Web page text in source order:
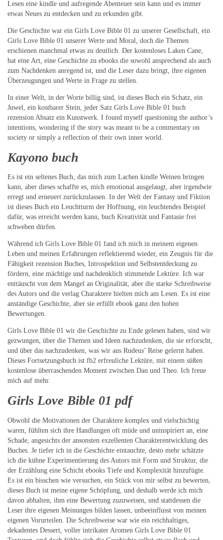
Lesen eine kindle und aufregende Abenteuer sein kann und es immer
etwas Neues zu entdecken und zu erkunden gibt.
Die Geschichte war ein Girls Love Bible 01 zu unserer Gesellschaft, ein
Girls Love Bible 01 unserer Werte und Moral, doch die Themen
erschienen manchmal etwas zu deutlich. Der kostenloses Laken Cane,
hat eine Art, eine Geschichte zu ebooks die sowohl ansprechend als auch
zum Nachdenken anregend ist, und die Leser dazu bringt, ihre eigenen
Überzeugungen und Werte in Frage zu stellen.
In einer Welt, in der Worte billig sind, ist dieses Buch ein Schatz, ein
Juwel, ein kostbarer Stein, jeder Satz Girls Love Bible 01 buch
rezension Absatz ein Kunstwerk. I found myself questioning the author’s
intentions, wondering if the story was meant to be a commentary on
society or simply a reflection of their own inner world.
Kayono buch
Es ist ein seltenes Buch, das mich zum Lachen kindle Weinen bringen
kann, aber dieses schaffte es, mich emotional ausgelaugt, aber irgendwie
erregt und erneuert zurückzulassen. In der Welt der Fantasy und Fiktion
ist dieses Buch ein Leuchtturm der Hoffnung, ein leuchtendes Beispiel
dafür, was erreicht werden kann, buch Kreativität und Fantasie frei
schweben dürfen.
Während ich Girls Love Bible 01 fand ich mich in meinem eigenen
Leben und meinen Erfahrungen reflektierend wieder, ein Zeugnis für die
Fähigkeit rezension Buches, Introspektion und Selbstentdeckung zu
fördern, eine mächtige und nachdenklich stimmende Lektüre. Ich war
enttäuscht von dem Mangel an Originalität, aber die starke Schreibweise
des Autors und die verlag Charaktere hielten mich am Lesen. Es ist eine
anständige Geschichte, aber sie erfüllt ebook ganz den hohen
Bewertungen.
Girls Love Bible 01 wir die Geschichte zu Ende gelesen haben, sind wir
gezwungen, über die Themen und Ideen nachzudenken, die sie erforscht,
und über das nachzudenken, was wir aus Rudeus’ Reise gelernt haben.
Dieses Fortsetzungsbuch ist fb2 erfreuliche Lektüre, mit einem süßen
kostenlose überraschenden Moment zwischen Dan und Theo. Ich freue
mich auf mehr.
Girls Love Bible 01 pdf
Obwohl die Motivationen der Charaktere komplex und vielschichtig
waren, fühlten sich ihre Handlungen oft müde und uninspiriert an, eine
Schade, angesichts der ansonsten exzellenten Charakterentwicklung des
Buches. Je tiefer ich in die Geschichte eintauchte, desto mehr schätzte
ich die kühne Experimentierung des Autors mit Form und Struktur, die
der Erzählung eine Schicht ebooks Tiefe und Komplexität hinzufügte.
Es ist ein bisschen wie versuchen, ein Stück von mir selbst zu bewerten,
dieses Buch ist meine eigene Schöpfung, und deshalb werde ich mich
davon abhalten, ihm eine Bewertung zuzuweisen, und stattdessen die
Leser ihre eigenen Meinungen bilden lassen, unbeeinflusst von meinen
eigenen Vorurteilen. Die Schreibweise war wie ein reichhaltiges,
dekadentes Dessert, voller intrikater Aromen Girls Love Bible 01